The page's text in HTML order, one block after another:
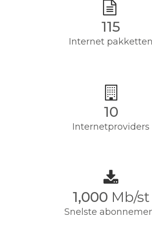
115
Internet pakketten
10
Internetproviders
1,000 Mb/st
Snelste